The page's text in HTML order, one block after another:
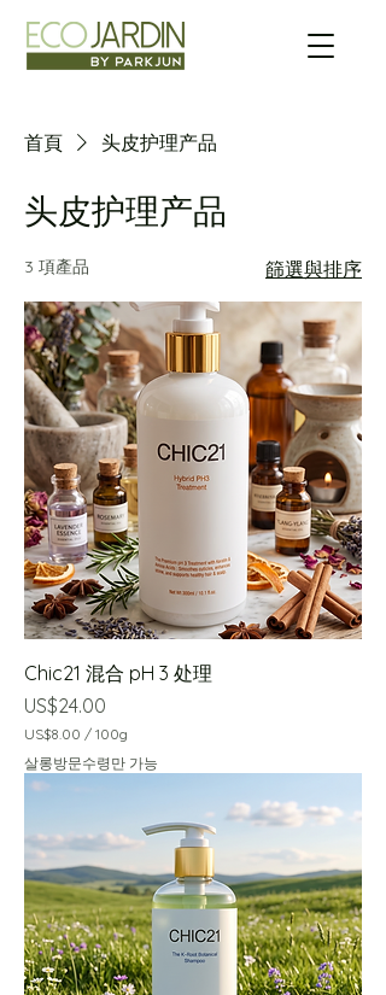
首頁 头皮护理产品
头皮护理产品
3 項產品 篩選與排序
Chic21 混合 pH 3 处理
價格
US$24.00
US$8.00 / 100g
每
1
0
公
克
U
S
$
8
.
0
0
살롱방문수령만 가능